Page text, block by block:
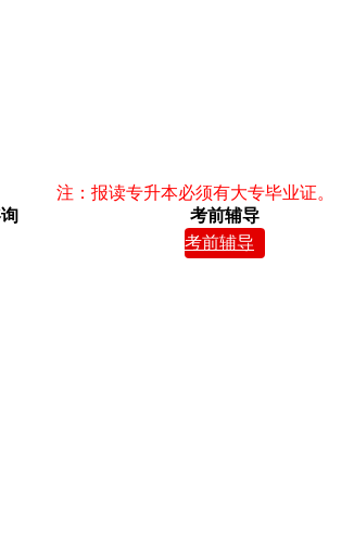
注：报读专升本必须有大专毕业证。
考前辅导
考前辅导